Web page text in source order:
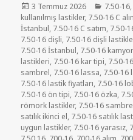
Yayın
tarihi
3 Temmuz 2026 7.50-16,
kullanılmış lastikler, 7.50-16 C
İstanbul, 7.50-16 C satım, 7.50-
7.50-16 dişli, 7.50-16 dişli
7.50-16 İstanbul, 7.50-16
lastikleri, 7.50-16 kar tipi, 7.50-
sambrel, 7.50-16 lassa, 7.50-16
7.50-16 lastik fiyatları, 7.50-16
7.50-16 ön tipi, 7.50-16 özka,
römork lastikler, 7.50-16
satılık ikinci el, 7.50-16 satılık
uygun lastikler, 7.50-16 yarasız,